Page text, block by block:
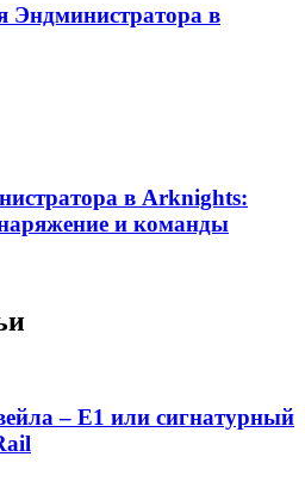
в
в Arknights:
и команды
– Е1 или сигнатурный